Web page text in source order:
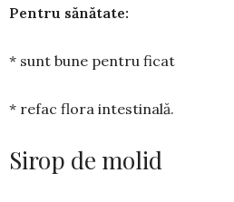
Pentru sănătate:
* sunt bune pentru ficat
* refac flora intesti­nală.
Sirop de molid